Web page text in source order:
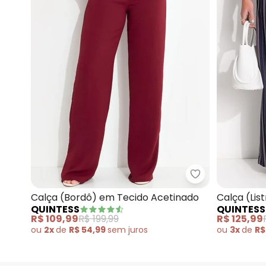
Quintess -
Calça (Bordô) em Tecido Acetinado
QUINTESS
R$ 109,99R$ 199,99
ou 2xde R$ 54,99sem juros
Calça
com
QUINTESS
R$ 125,99
ou 3xde